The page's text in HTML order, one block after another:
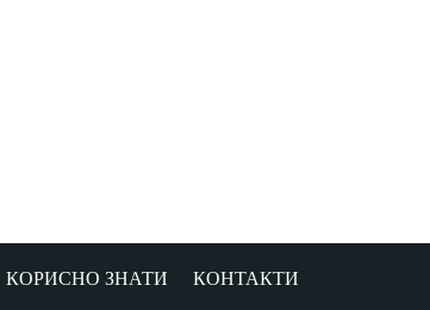
КОРИСНО ЗНАТИ КОНТАКТИ